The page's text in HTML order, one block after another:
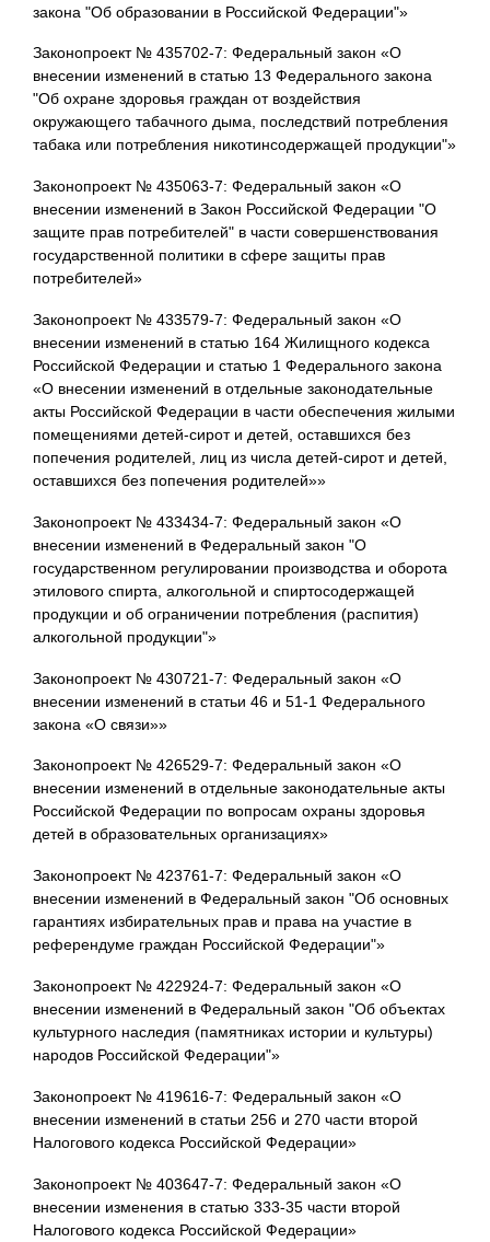
закона "Об образовании в Российской Федерации"»
Законопроект № 435702-7: Федеральный закон «О
внесении изменений в статью 13 Федерального закона
"Об охране здоровья граждан от воздействия
окружающего табачного дыма, последствий потребления
табака или потребления никотинсодержащей продукции"»
Законопроект № 435063-7: Федеральный закон «О
внесении изменений в Закон Российской Федерации "О
защите прав потребителей" в части совершенствования
государственной политики в сфере защиты прав
потребителей»
Законопроект № 433579-7: Федеральный закон «О
внесении изменений в статью 164 Жилищного кодекса
Российской Федерации и статью 1 Федерального закона
«О внесении изменений в отдельные законодательные
акты Российской Федерации в части обеспечения жилыми
помещениями детей-сирот и детей, оставшихся без
попечения родителей, лиц из числа детей-сирот и детей,
оставшихся без попечения родителей»»
Законопроект № 433434-7: Федеральный закон «О
внесении изменений в Федеральный закон "О
государственном регулировании производства и оборота
этилового спирта, алкогольной и спиртосодержащей
продукции и об ограничении потребления (распития)
алкогольной продукции"»
Законопроект № 430721-7: Федеральный закон «О
внесении изменений в статьи 46 и 51-1 Федерального
закона «О связи»»
Законопроект № 426529-7: Федеральный закон «О
внесении изменений в отдельные законодательные акты
Российской Федерации по вопросам охраны здоровья
детей в образовательных организациях»
Законопроект № 423761-7: Федеральный закон «О
внесении изменений в Федеральный закон "Об основных
гарантиях избирательных прав и права на участие в
референдуме граждан Российской Федерации"»
Законопроект № 422924-7: Федеральный закон «О
внесении изменений в Федеральный закон "Об объектах
культурного наследия (памятниках истории и культуры)
народов Российской Федерации"»
Законопроект № 419616-7: Федеральный закон «О
внесении изменений в статьи 256 и 270 части второй
Налогового кодекса Российской Федерации»
Законопроект № 403647-7: Федеральный закон «О
внесении изменения в статью 333-35 части второй
Налогового кодекса Российской Федерации»